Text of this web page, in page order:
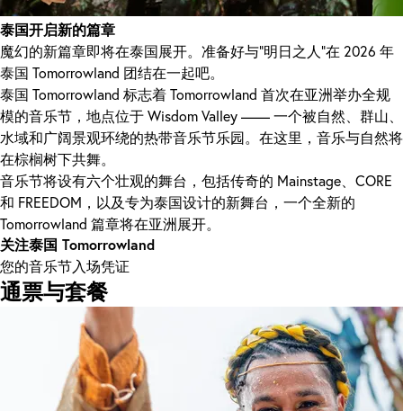
泰国开启新的篇章
魔幻的新篇章即将在泰国展开。准备好与“明日之人”在 2026 年
泰国 Tomorrowland 团结在一起吧。
泰国 Tomorrowland 标志着 Tomorrowland 首次在亚洲举办全规
模的音乐节，地点位于 Wisdom Valley —— 一个被自然、群山、
水域和广阔景观环绕的热带音乐节乐园。在这里，音乐与自然将
在棕榈树下共舞。
音乐节将设有六个壮观的舞台，包括传奇的 Mainstage、CORE
和 FREEDOM，以及专为泰国设计的新舞台，一个全新的
Tomorrowland 篇章将在亚洲展开。
关注泰国 Tomorrowland
您的音乐节入场凭证
通票与套餐